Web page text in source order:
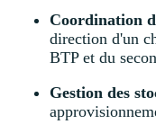
Coordination
direction d'un
BTP et du
Gestion des